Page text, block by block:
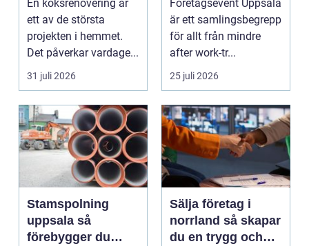
En köksrenovering är
ett av de största
projekten i hemmet.
Det påverkar vardage...
31 juli 2026
starkare team
Företagsevent Uppsala
är ett samlingsbegrepp
för allt från mindre
after work-tr...
25 juli 2026
Stamspolning
uppsala så
förebygger du
Sälja företag i
norrland så skapar
du en trygg och